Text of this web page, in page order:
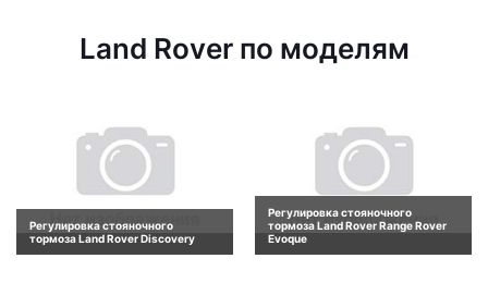
Land Rover по моделям
Регулировка стояночного
тормоза Land Rover Discovery
Регулировка стояночного
тормоза Land Rover Range Rover
Evoque